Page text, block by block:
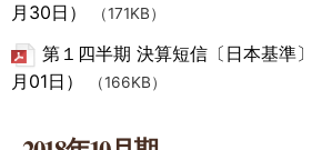
月30日）
（171KB）
第１四半期 決算短信〔日本基準
月01日）
（166KB）